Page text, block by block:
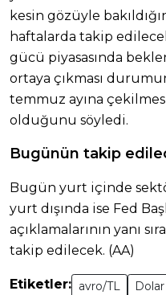
kesin gözüyle
haftalarda takip
gücü piyasasında
ortaya çıkması
temmuz ayına
olduğunu söyledi.
Bugünün takip
Bugün yurt içinde
yurt dışında ise Fed
açıklamalarının yanı
takip edilecek. (AA)
Etiketler: avro/TL